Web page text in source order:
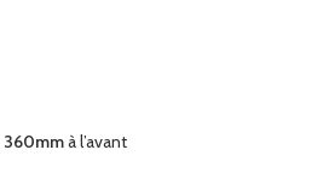
360mmà l’avant